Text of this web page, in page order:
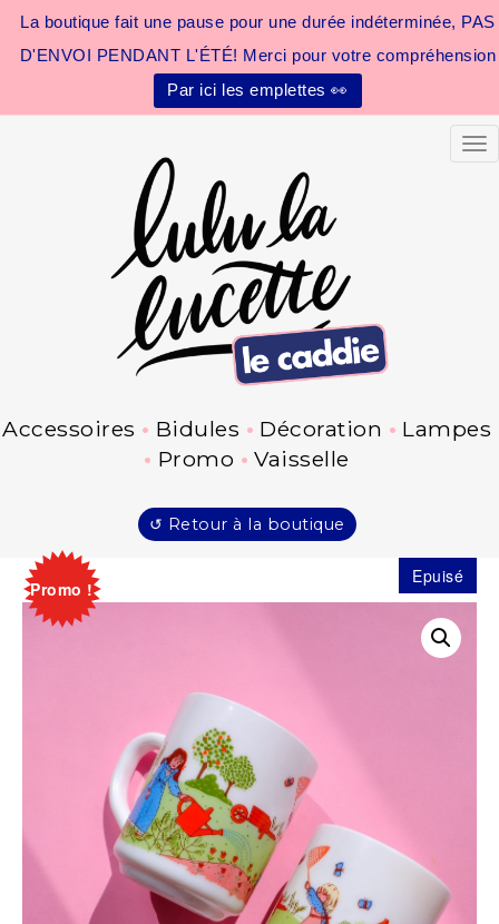
La boutique fait une pause pour une durée indéterminée, PAS
D'ENVOI PENDANT L'ÉTÉ! Merci pour votre compréhension
Par ici les emplettes 👀
Accessoires Bidules Décoration
Lampes
Promo
Vaisselle
↺ Retour à la boutique
Promo !
Epuisé